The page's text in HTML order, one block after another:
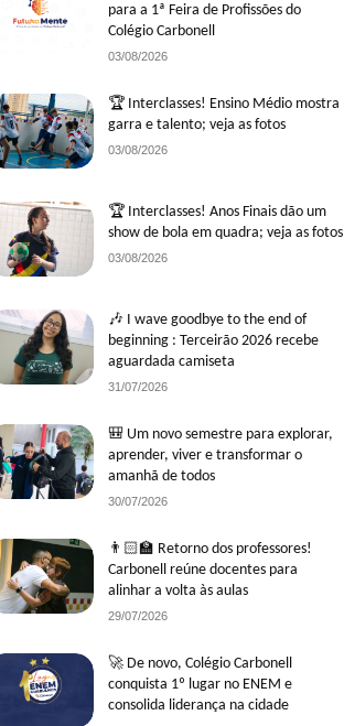
para a 1ª Feira de Profissões do
Colégio Carbonell
03/08/2026
🏆 Interclasses! Ensino Médio mostra
garra e talento; veja as fotos
03/08/2026
🏆 Interclasses! Anos Finais dão um
show de bola em quadra; veja as fotos
03/08/2026
🎶 I wave goodbye to the end of
beginning : Terceirão 2026 recebe
aguardada camiseta
31/07/2026
🎒 Um novo semestre para explorar,
aprender, viver e transformar o
amanhã de todos
30/07/2026
👨🏻‍🏫 Retorno dos professores!
Carbonell reúne docentes para
alinhar a volta às aulas
29/07/2026
🚀 De novo, Colégio Carbonell
conquista 1º lugar no ENEM e
consolida liderança na cidade